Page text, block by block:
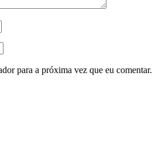
para a próxima vez que eu comentar.